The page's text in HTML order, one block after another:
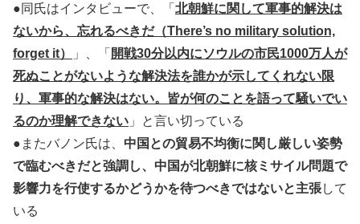
●同氏はインタビューで、「 北朝鮮に関して軍事的解決は
ないから、忘れるべきだ（There’s no military solution,
forget it）
」、「 開戦30分以内にソウルの市民1000万人が
死ぬことがないような解決法を誰かが示してくれない限
り、軍事的な解決はない。皆が何のことを語って騒いでい
るのか理解できない 」と言い切っている
●またバノン氏は、 中国との貿易不均衡に関し厳しい姿勢
で臨むべきだと強調し、中国が北朝鮮に核ミサイル問題で
影響力を行使するかどうかを待つべきではないと主張して
いる